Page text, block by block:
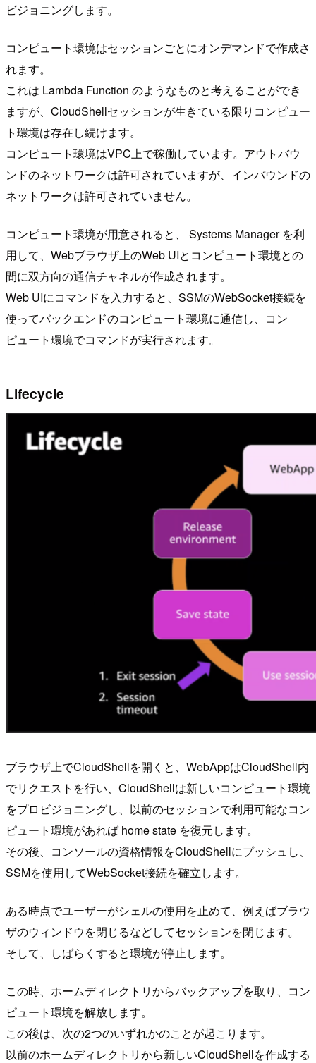
ビジョニングします。
コンピュート環境はセッションごとにオンデマンドで作成さ
れます。
これは Lambda Function のようなものと考えることができ
ますが、CloudShellセッションが生きている限りコンピュー
ト環境は存在し続けます。
コンピュート環境はVPC上で稼働しています。アウトバウ
ンドのネットワークは許可されていますが、インバウンドの
ネットワークは許可されていません。
コンピュート環境が用意されると、 Systems Manager を利
用して、Webブラウザ上のWeb UIとコンピュート環境との
間に双方向の通信チャネルが作成されます。
Web UIにコマンドを入力すると、SSMのWebSocket接続を
使ってバックエンドのコンピュート環境に通信し、コン
ピュート環境でコマンドが実行されます。
Lifecycle
ブラウザ上でCloudShellを開くと、WebAppはCloudShell内
でリクエストを行い、CloudShellは新しいコンピュート環境
をプロビジョニングし、以前のセッションで利用可能なコン
ピュート環境があれば home state を復元します。
その後、コンソールの資格情報をCloudShellにプッシュし、
SSMを使用してWebSocket接続を確立します。
ある時点でユーザーがシェルの使用を止めて、例えばブラウ
ザのウィンドウを閉じるなどしてセッションを閉じます。
そして、しばらくすると環境が停止します。
この時、ホームディレクトリからバックアップを取り、コン
ピュート環境を解放します。
この後は、次の2つのいずれかのことが起こります。
以前のホームディレクトリから新しいCloudShellを作成する